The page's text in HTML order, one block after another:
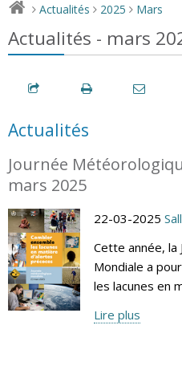
> Actualités > 2025 > Mars
Actualités - mars
Actualités
Journée
mars 2025
22-03-2025
Cette année,
Mondiale a
les lacunes en
Lire plus